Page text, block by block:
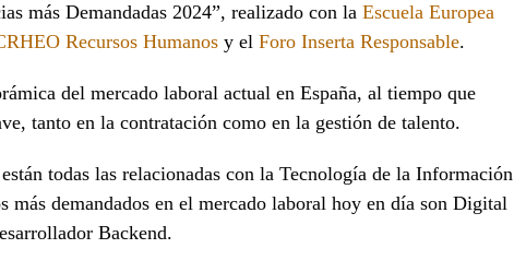
más Demandadas 2024”, realizado con la Escuela Europea
Recursos Humanos y el Foro Inserta Responsable.
del mercado laboral actual en España, al tiempo que
tanto en la contratación como en la gestión de talento.
todas las relacionadas con la Tecnología de la Información
demandados en el mercado laboral hoy en día son Digital
Backend.